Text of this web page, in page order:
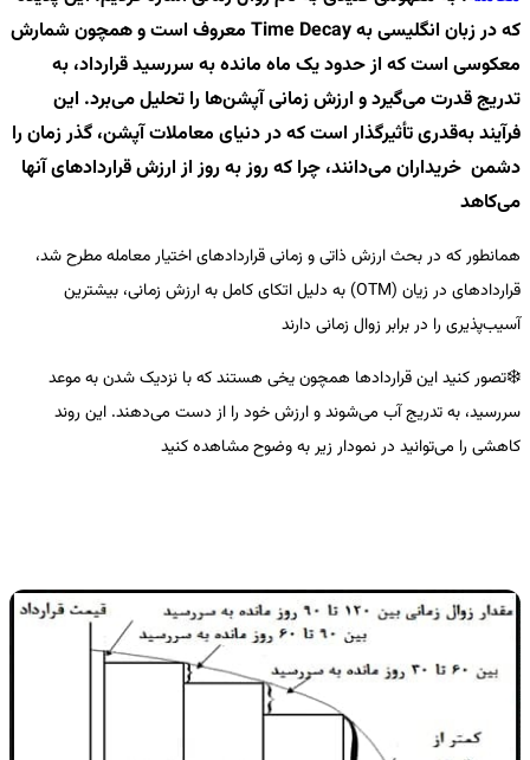
که در زبان انگلیسی به
معروف است و همچون شمارش
معکوسی است که از حدود یک ماه مانده به سررسید قرارداد، به
تدریج قدرت می‌گیرد و ارزش زمانی آپشن‌ها را تحلیل می‌برد. این
فرآیند به‌قدری تأثیرگذار است که در دنیای معاملات آپشن، گذر زمان را
دشمن خریداران می‌دانند، چرا که روز به روز از ارزش قراردادهای آنها
می‌کاهد
همانطور که در بحث ارزش ذاتی و زمانی قراردادهای اختیار معامله مطرح شد،
قراردادهای در زیان (OTM) به دلیل اتکای کامل به ارزش زمانی، بیشترین
آسیب‌پذیری را در برابر زوال زمانی دارند
❄️تصور کنید این قراردادها همچون یخی هستند که با نزدیک شدن به موعد
سررسید، به تدریج آب می‌شوند و ارزش خود را از دست می‌دهند. این روند
کاهشی را می‌توانید در نمودار زیر به وضوح مشاهده کنید